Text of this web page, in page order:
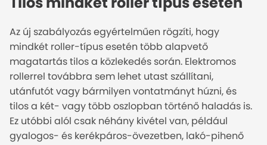
Az új szabályozás egyértelműen rögzíti, hogy
mindkét roller-típus esetén több alapvető
magatartás tilos a közlekedés során. Elektromos
rollerrel továbbra sem lehet utast szállítani,
utánfutót vagy bármilyen vontatmányt húzni, és
tilos a két- vagy több oszlopban történő haladás is.
Ez utóbbi alól csak néhány kivétel van, például
gyalogos- és kerékpáros-övezetben, lakó-pihenő